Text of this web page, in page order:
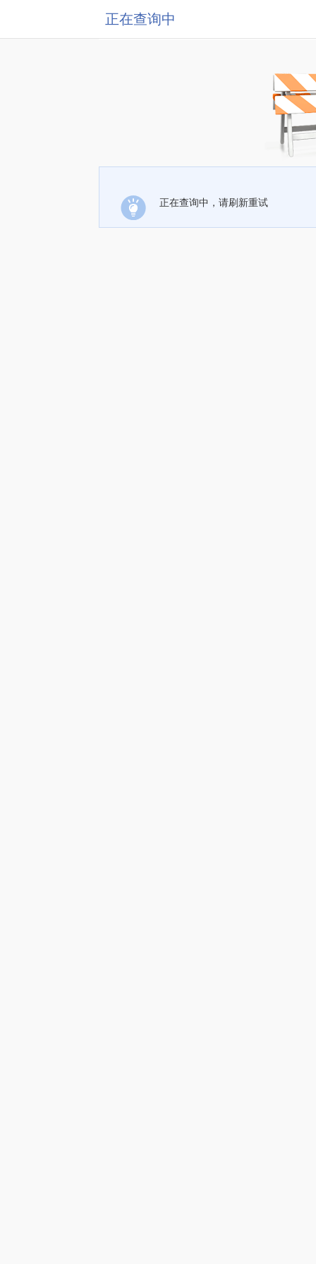
正在查询中
正在查询中，请刷新重试